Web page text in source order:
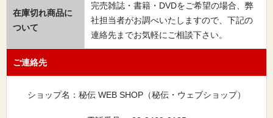
在庫切れ商品に
ついて
完売雑誌・書籍・DVDをご希望の場合、弊
社担当者がお調べいたしますので、下記の
連絡先までお気軽にご相談下さい。
ご連絡先
ショップ名：秘伝 WEB SHOP（秘伝・ウェブショップ）